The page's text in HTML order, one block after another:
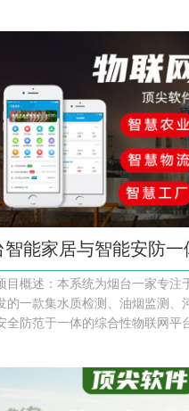
智能家居与智能安防一
目概述：本系统为烟台一家专注
的一款集水质检测、油烟监测、
全防范于一体的综合性物联网平